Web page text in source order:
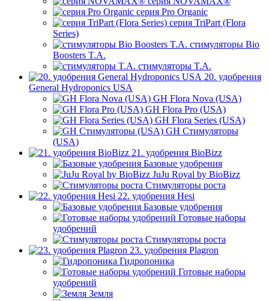
серия Pro Organic
серия TriPart (Flora
Series)
стимуляторы Bio
Boosters T.A.
стимуляторы T.A.
20. удобрения
General Hydroponics USA
GH Flora Nova (USA)
GH Flora Pro (USA)
GH Flora Series (USA)
GH Стимуляторы
(USA)
21. удобрения BioBizz
Базовые удобрения
JuJu Royal by BioBizz
Стимуляторы роста
22. удобрения Hesi
Базовые удобрения
Готовые наборы
удобрений
Стимуляторы роста
23. удобрения Plagron
Гидропоника
Готовые наборы
удобрений
Земля